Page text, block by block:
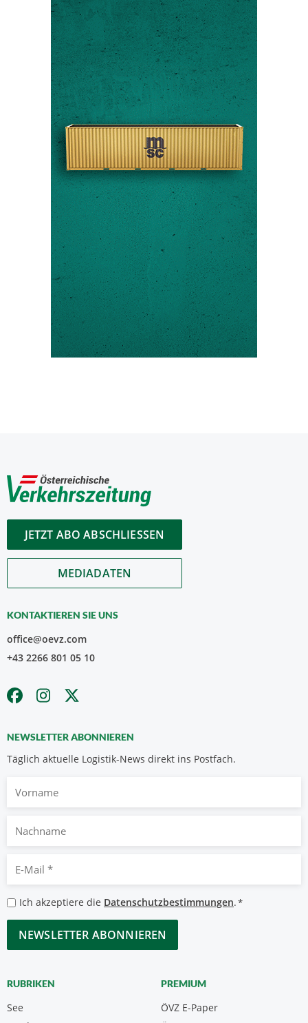
JETZT ABO ABSCHLIESSEN
MEDIADATEN
KONTAKTIEREN SIE UNS
office@oevz.com
+43 2266 801 05 10
NEWSLETTER ABONNIEREN
Täglich aktuelle Logistik-News direkt ins Postfach.
Nachname
Mail
*
Datenschutzbestimmungen
*
Ich akzeptiere die Datenschutzbestimmungen.*
CAPTCHA
RUBRIKEN
See
PREMIUM
ÖVZ E-Paper